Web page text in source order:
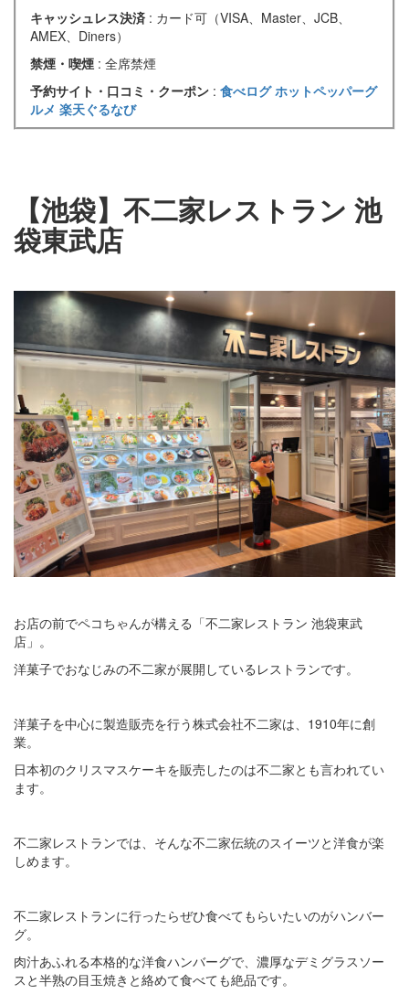
キャッシュレス決済 : カード可（VISA、Master、JCB、
AMEX、Diners）
禁煙・喫煙 : 全席禁煙
予約サイト・口コミ・クーポン : 食べログホットペッパーグ
ルメ 楽天ぐるなび
【池袋】不二家レストラン 池
袋東武店
お店の前でペコちゃんが構える「不二家レストラン 池袋東武
店」。
洋菓子でおなじみの不二家が展開しているレストランです。
洋菓子を中心に製造販売を行う株式会社不二家は、1910年に創
業。
日本初のクリスマスケーキを販売したのは不二家とも言われてい
ます。
不二家レストランでは、そんな不二家伝統のスイーツと洋食が楽
しめます。
不二家レストランに行ったらぜひ食べてもらいたいのがハンバー
グ。
肉汁あふれる本格的な洋食ハンバーグで、濃厚なデミグラスソー
スと半熟の目玉焼きと絡めて食べても絶品です。